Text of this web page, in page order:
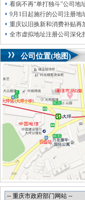
看病不再“单打独斗”公司地
9月1日起施行的公司注册
重庆以旧换新和消费补贴再
全市虚拟地址注册公司深化
公司位置(地图)